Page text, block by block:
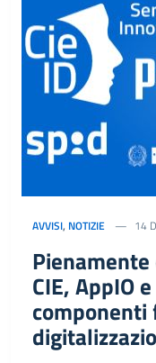
AVVISI, NOTIZIE 14
CIE, AppIO